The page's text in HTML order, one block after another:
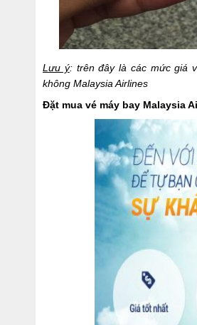
Lưu ý: trên đây là các mức giá
không Malaysia Airlines
Đặt mua vé máy bay Malaysia